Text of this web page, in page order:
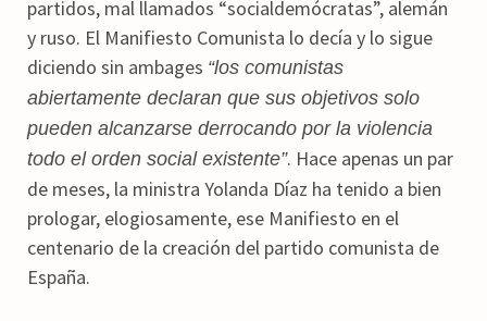
partidos, mal llamados “socialdemócratas”, alemán
y ruso. El Manifiesto Comunista lo decía y lo sigue
diciendo sin ambages “los comunistas
abiertamente declaran que sus objetivos solo
pueden alcanzarse derrocando por la violencia
todo el orden social existente”. Hace apenas un par
de meses, la ministra Yolanda Díaz ha tenido a bien
prologar, elogiosamente, ese Manifiesto en el
centenario de la creación del partido comunista de
España.